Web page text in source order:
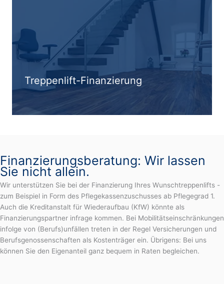
Treppenlift-Finanzierung
Finanzierungsberatung: Wir lassen
Sie nicht allein.
Wir unterstützen Sie bei der Finanzierung Ihres Wunschtreppenlifts -
zum Beispiel in Form des Pflegekassenzuschusses ab Pflegegrad 1.
Auch die Kreditanstalt für Wiederaufbau (KfW) könnte als
Finanzierungspartner infrage kommen. Bei Mobilitätseinschränkungen
infolge von (Berufs)unfällen treten in der Regel Versicherungen und
Berufsgenossenschaften als Kostenträger ein. Übrigens: Bei uns
können Sie den Eigenanteil ganz bequem in Raten begleichen.